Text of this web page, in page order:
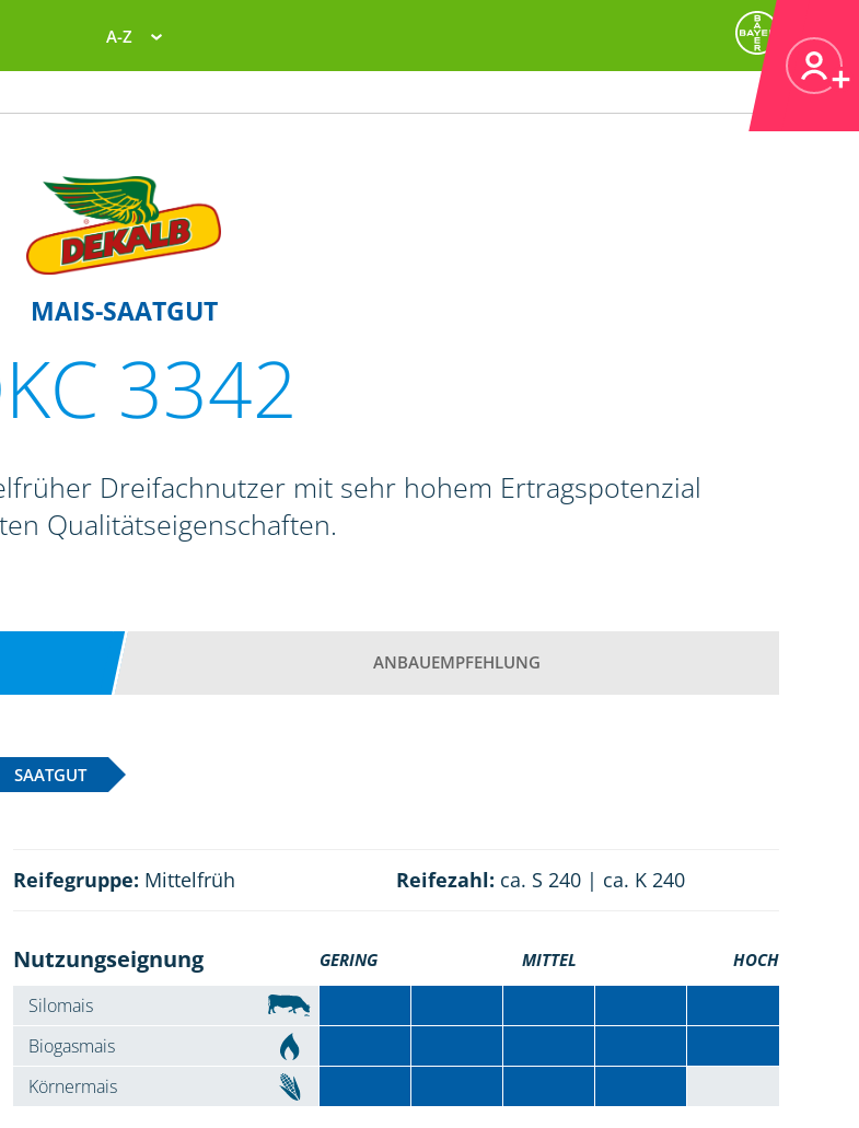
A-Z
MAIS-SAATGUT
3342
Dreifachnutzer mit sehr hohem Ertragspotenzial
Qualitätseigenschaften.
ANBAUEMPFEHLUNG
SAATGUT
Reifegruppe: Mittelfrüh Reifezahl: ca. S 240 | ca. K 240
Nutzungseignung GERING MITTEL HOCH
Silomais
Biogasmais
Körnermais